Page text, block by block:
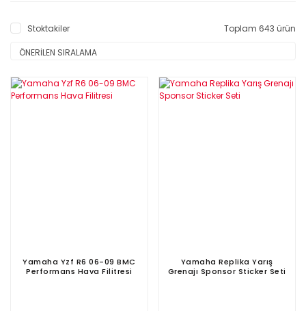
Stoktakiler Toplam 643 ürün
Yamaha Yzf R6 06-09 BMC
Performans Hava Filitresi
Yamaha Replika Yarış
Grenajı Sponsor Sticker Seti